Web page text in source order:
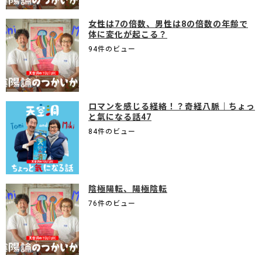
女性は7の倍数、男性は8の倍数の年齢で
体に変化が起こる？
94件のビュー
ロマンを感じる経絡！？奇経八脈｜ちょっ
と氣になる話47
84件のビュー
陰極陽転、陽極陰転
76件のビュー